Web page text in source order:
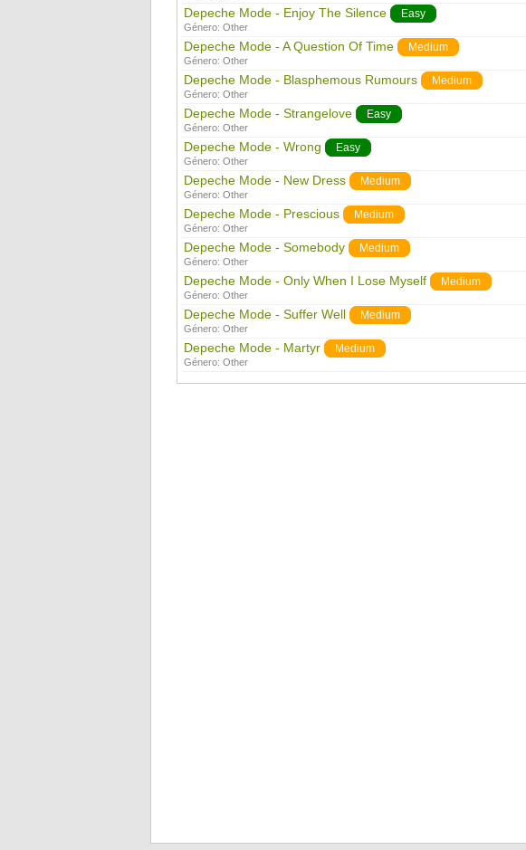
Depeche Mode - Enjoy The Silence Easy
Género: Other
Depeche Mode - A Question Of Time Medium
Género: Other
Depeche Mode - Blasphemous Rumours Medium
Género: Other
Depeche Mode - Strangelove Easy
Género: Other
Depeche Mode - Wrong Easy
Género: Other
Depeche Mode - New Dress Medium
Género: Other
Depeche Mode - Prescious Medium
Género: Other
Depeche Mode - Somebody Medium
Género: Other
Depeche Mode - Only When I Lose Myself Medium
Género: Other
Depeche Mode - Suffer Well Medium
Género: Other
Depeche Mode - Martyr Medium
Género: Other